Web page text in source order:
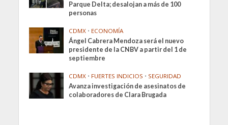
Parque Delta; desalojan a más de 100
personas
CDMX • ECONOMÍA
Ángel Cabrera Mendoza será el nuevo
presidente de la CNBV a partir del 1 de
septiembre
CDMX • FUERTES INDICIOS • SEGURIDAD
Avanza investigación de asesinatos de
colaboradores de Clara Brugada